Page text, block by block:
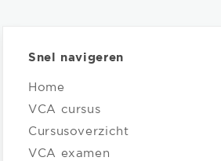
Snel navigeren
Home
VCA cursus
Cursusoverzicht
VCA examen